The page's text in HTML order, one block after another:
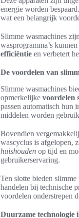
energie worden
wat een belangrijk
Slimme wasmachines
wasprogramma’s
efficiëntie en verbetert
De voordelen van
Slimme wasmachines
opmerkelijke voordelen
passen automatisch hun
middelen worden
Bovendien
wascyclus is afgelopen,
huishouden op tijd en
gebruikerservaring.
Ten slotte bieden
handelen bij technische
voordelen onderstrepen
Duurzame technologie